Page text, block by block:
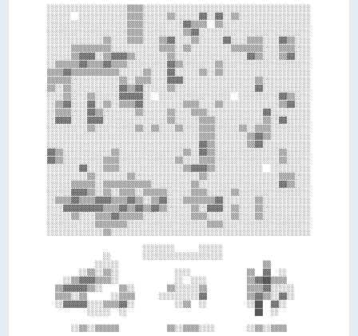
░░░░░░░░░░░░░░░░░░░░▒▒▒▒░░░░░░░░░░░░░░░░░░░░░░░░░░░░░░░░░░░░░░░░░░
░░░░░░  ░░░░░░░░░░░░▒▒▒▒░░░░░░▒▒░░░░░░▓▓░░▓▓░░▒▒░░░░░░░░░░░░░░░░░░
░░░░░░░░░░░░░░░░░░░░▒▒▒▒░░░░░░░░░░▓▓▒▒▒▒  ▒▒░░░░░░░░░░░░░░░░░░░░░░
░░░░░░░░░░░░░░░░░░░░▒▒▒▒░░░░░░░░░░▒▒▓▓░░░░░░░░░░░░░░░░░░░░░░░░░░░░
░░░░░░░░░░░░░░▒▒░░░░▒▒▒▒░░░░▒▒▓▓░░░░▒▒░░░░░░▓▓░░░░▒▒▒▒░░░░▓▓▒▒░░░░
░░░░░░▒▒▒▒▒▒▒▒▒▒░░░░░░░░░░░░▒▒▒▒░░▒▒░░░░░░░░░░▒▒▒▒▒▒▒▒░░░░▒▒▒▒░░░░
░░░░░░▒▒▓▓▓▓░░▒▒▓▓▓▓▒▒░░░░░░░░▒▒░░░░░░░░░░░░░░░░░░▓▓▒▒░░░░▒▒▓▓░░░░
░░▒▒▒▒▒▒▓▓▒▒▒▒▓▓▒▒▒▒░░░░░░░░░░▓▓▒▒░░░░░░░░▒▒░░░░░░░░░░░░░░░░░░░░░░
▒▒▒▒▓▓▒▒▒▒▒▒▒▒▒▒▒▒░░░░░░▒▒░░░░▓▓░░░░░░▒▒░░▒▒░░░░░░░░░░░░░░░░░░░░░░
▒▒▒▒▒▒░░░░░░░░░░░░▒▒░░▒▒▒▒░░░░▓▓▓▓░░░░░░░░░░░░░░░░░░▒▒░░░░░░░░░░░░
▒▒░░▒▒░░░░░░░░░░░░▓▓▒▒▓▓░░░░░░▒▒░░░░░░░░░░░░░░░░░░░░▓▓░░░░░░░░░░░░
░░░░▒▒░░░░▒▒░░░░░░▓▓▓▓▓▓░░  ░░░░░░░░░░░░░░░░░░  ░░░░░░░░░░▓▓▒▒░░░░
░░▒▒▓▓░░░░▓▓░░▒▒░░▒▒▒▒▓▓░░░░░░░░░░▒▒▒▒░░░░▒▒░░░░░░░░░░░░░░▒▒▓▓░░░░
░░▒▒▒▒░░░░▓▓▒▒░░░░░░░░▒▒░░░░░░▒▒░░░░▒▒▒▒░░░░░░░░░░░░░░▓▓░░░░░░░░░░
░░▓▓▓▓░░░░▓▓▓▓░░░░░░░░░░░░░░░░▒▒░░░░░░▒▒▒▒░░░░░░░░░░░░▒▒░░▓▓░░░░░░
░░░░░░░░░░▒▒░░░░░░░░░░▒▒░░▒▒░░░░▒▒░░░░▒▒▒▒░░░░░░▒▒░░▒▒▒▒░░░░░░░░░░
░░░░░░░░░░░░░░░░░░░░░░░░░░░░░░░░░░░░░░▒▒▒▒░░░░░░░░▒▒▓▓▒▒░░░░░░░░░░
░░░░░░░░░░░░░░░░░░░░░░░░░░░░░░░░░░░░░░▓▓▒▒░░░░░░░░▒▒▓▓░░░░░░░░░░░░
▓▓▒▒░░░░░░░░░░░░▒▒░░░░░░░░░░░░░░░░▒▒░░▓▓▒▒░░░░░░░░░░░░░░░░▒▒░░░░░░
▓▓▒▒░░░░░░░░░░▒▒▒▒░░░░░░░░░░░░░░▒▒░░░░▒▒▒▒░░░░░░░░░░░░░░░░▒▒░░░░░░
░░░░░░░░▓▓░░░░▒▒▒▒░░░░░░░░░░░░░░░░▒▒▓▓▓▓▒▒░░░░░░░░░░░░  ░░░░░░░░░░
░░░░░░░░░░▒▒░░░░░░░░▒▒░░░░░░░░░░░░░░░░▒▒░░░░░░░░░░░░░░░░░░▒▒▒▒░░░░
░░░░░░▒▒▒▒▒▒░░▒▒▒▒▒▒▒▒▒▒▒▒░░░░░░░░░░▒▒░░░░░░░░░░░░░░░░░░░░▓▓▒▒░░░░
░░░░░░▓▓▓▓▒▒░░▒▒░░▒▒▒▒░░▒▒▒▒▒▒░░░░░░▒▒▒▒░░░░░░▒▒░░░░░░░░░░░░░░░░░░
░░▒▒▒▒▓▓▒▒▒▒▓▓▓▓▒▒▒▒▓▓▒▒░░▒▒▓▓░░░░▒▒▒▒▒▒▒▒▓▓░░░░░░░░▒▒░░░░░░░░░░░░
░░░░▓▓▓▓▓▓▓▓▓▓▒▒▒▒▓▓▒▒▓▓▒▒▓▓▒▒░░░░░░▒▒░░▓▓▓▓░░▒▒░░░░▒▒░░░░░░░░░░░░
░░░░░░▒▒░░░░▒▒▒▒▓▓▒▒▒▒▒▒░░░░░░░░░░░░▒▒▒▒░░░░░░▒▒░░░░▒▒░░░░░░░░░░░░
░░░░░░░░░░░░▒▒▒▒▒▒▒▒░░░░░░░░░░░░░░░░░░░░▒▒▒▒░░░░░░░░░░░░░░░░░░░░░░
░░░░░░░░░░░░░░▒▒░░░░░░░░░░░░░░░░░░░░░░░░░░░░░░░░░░░░░░░░░░░░░░░░░░
                        ░░░░░░░░      ░░░░░░
              ░░        ░░░░░░░░░░░░░░░░░░░░
            ░░░░░░                                    ▒▒
        ░░▒▒░░▒▒░░              ░░░░              ▒▒  ▓▓  ░░
    ░░▒▒▓▓▓▓▒▒▒▒░░              ░░  ░░░░          ▒▒▓▓██▒▒▒▒
  ▒▒▓▓▓▓▓▓▒▒░░    ▒▒░░        ▒▒░░░░░░▒▒          ▒▒▒▒▓▓░░░░░░
  ▒▒▒▒░░▒▒      ░░▒▒▒▒      ░░░░░░░░░░▓▓          ▒▒▓▓▒▒░░▓▓░░
  ░░▓▓▓▓▓▓░░░░▒▒▒▒▓▓░░          ░░▒▒  ░░          ░░██  ▓▓░░
          ░░░░░░  ░░                                ██  ░░
      ░░▒▒░░▒▒▒▒▒▒            ▒▒░░▒▒▒▒░░░░        ░░▒▒░░▒▒▒▒